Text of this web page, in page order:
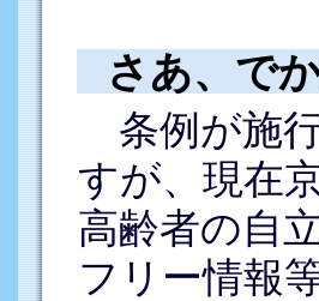
さあ、で
条例が施
すが、現在
高齢者の自
フリー情報